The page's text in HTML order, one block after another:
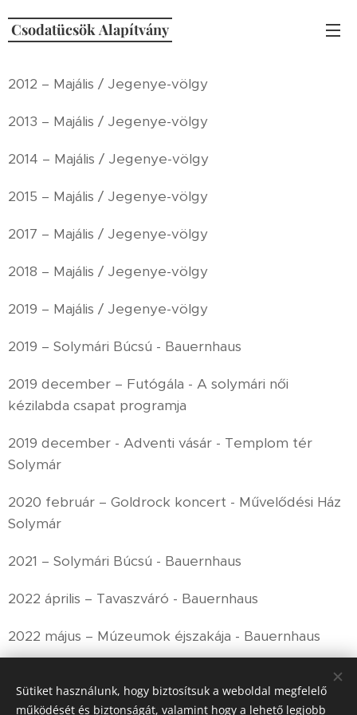
Csodatücsök Alapítvány
2012 – Majális / Jegenye-völgy
2013 – Majális / Jegenye-völgy
2014 – Majális / Jegenye-völgy
2015 – Majális / Jegenye-völgy
2017 – Majális / Jegenye-völgy
2018 – Majális / Jegenye-völgy
2019 – Majális / Jegenye-völgy
2019 – Solymári Búcsú - Bauernhaus
2019 december – Futógála - A solymári női
kézilabda csapat programja
2019 december - Adventi vásár - Templom tér
Solymár
2020 február – Goldrock koncert - Művelődési Ház
Solymár
2021 – Solymári Búcsú - Bauernhaus
2022 április – Tavaszváró - Bauernhaus
2022 május – Múzeumok éjszakája - Bauernhaus
Sütiket használunk, hogy biztosítsuk a weboldal megfelelő
működését és biztonságát, valamint hogy a lehető legjobb